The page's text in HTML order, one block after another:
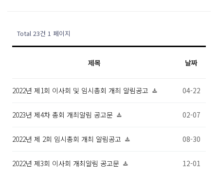
Total 23건 1 페이지
제목 날짜
2022년 제1회 이사회 및 임시총회 개최 알림공고 04-22
2023년 제4차 총회 개최알림 공고문 02-07
2022년 제 2회 임시총회 개최 알림공고 08-30
2022년 제3회 이사회 개최알림 공고문 12-01